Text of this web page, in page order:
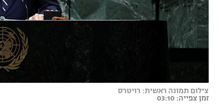
צילום תמונה ראשית: רויטרס
זמן צפייה: 03:10